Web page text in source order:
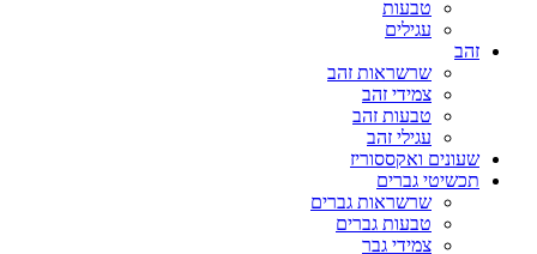
טבעות
עגילים
זהב
שרשראות זהב
צמידי זהב
טבעות זהב
עגילי זהב
שעונים ואקססוריז
תכשיטי גברים
שרשראות גברים
טבעות גברים
צמידי גבר